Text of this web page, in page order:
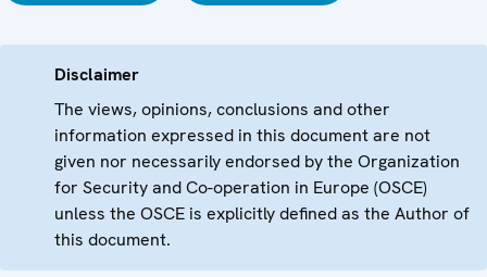
Disclaimer
The views, opinions, conclusions and other
information expressed in this document are not
given nor necessarily endorsed by the Organization
for Security and Co-operation in Europe (OSCE)
unless the OSCE is explicitly defined as the Author of
this document.